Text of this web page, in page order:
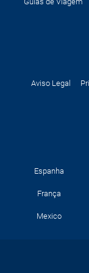
Aviso Legal
Espanha
França
Mexico